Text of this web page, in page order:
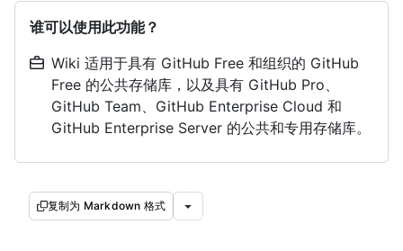
谁可以使用此功能？
Wiki 适用于具有 GitHub Free 和组织的 GitHub
Free 的公共存储库，以及具有 GitHub Pro、
GitHub Team、GitHub Enterprise Cloud 和
GitHub Enterprise Server 的公共和专用存储库。
复制为 Markdown 格式